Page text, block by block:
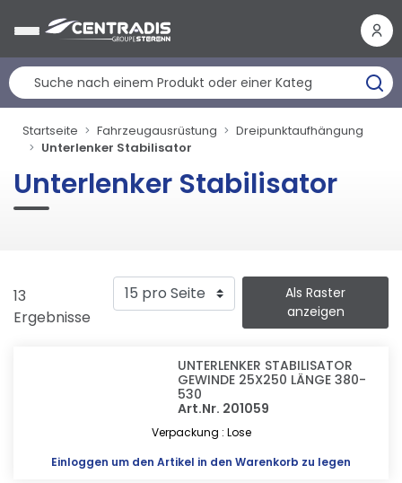
Startseite Fahrzeugausrüstung
Dreipunktaufhängung
Unterlenker Stabilisator
Unterlenker Stabilisator
13
Ergebnisse
Als Raster
anzeigen
UNTERLENKER STABILISATOR
GEWINDE 25X250 LÄNGE 380-
530
Art.Nr. 201059
Verpackung : Lose
Einloggen um den Artikel in den Warenkorb zu legen